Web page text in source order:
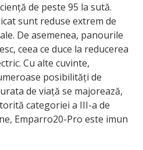
de peste 95 la sută.
sunt reduse extrem de
De asemenea, panourile
ceea ce duce la reducerea
Cu alte cuvinte,
posibilități de
de viață se majorează,
categoriei a III-a de
Emparro20-Pro este imun